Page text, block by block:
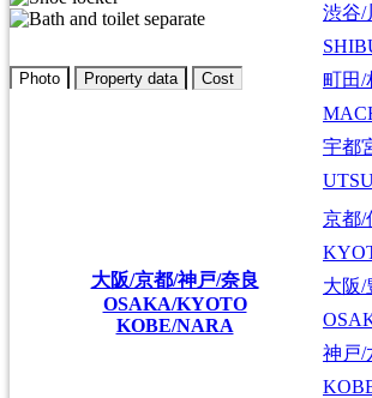
渋谷/
町田/
宇都
大阪/京都/神戸/奈良
OSAKA/KYOTO
KOBE/NARA
京都/
大阪/
神戸/
Photo Property data Cost